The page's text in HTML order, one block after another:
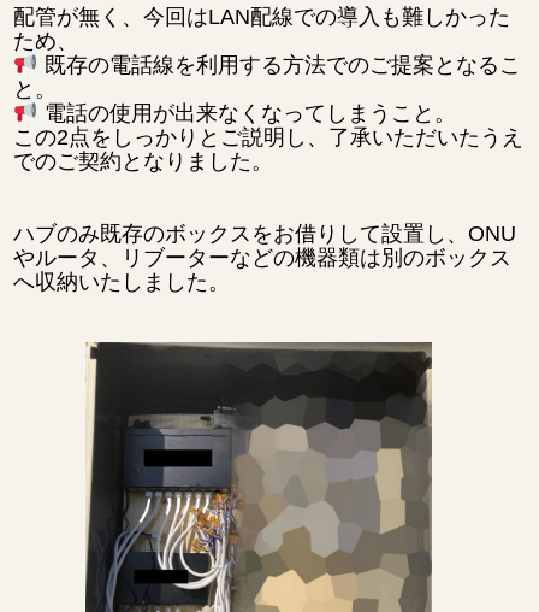
配管が無く、今回はLAN配線での導入も難しかった
ため、
既存の電話線を利用する方法でのご提案となるこ
と。
電話の使用が出来なくなってしまうこと。
この2点をしっかりとご説明し、了承いただいたうえ
でのご契約となりました。
ハブのみ既存のボックスをお借りして設置し、ONU
やルータ、リブーターなどの機器類は別のボックス
へ収納いたしました。